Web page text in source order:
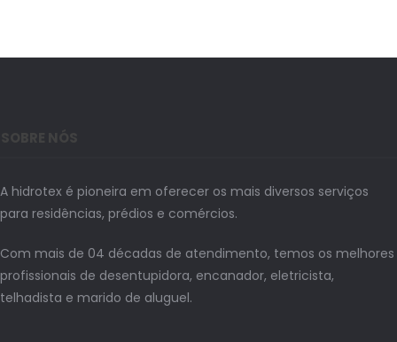
A hidrotex é pioneira em oferecer os mais diversos serviços
para residências, prédios e comércios.
Com mais de 04 décadas de atendimento, temos os melhores
profissionais de desentupidora, encanador, eletricista,
telhadista e marido de aluguel.